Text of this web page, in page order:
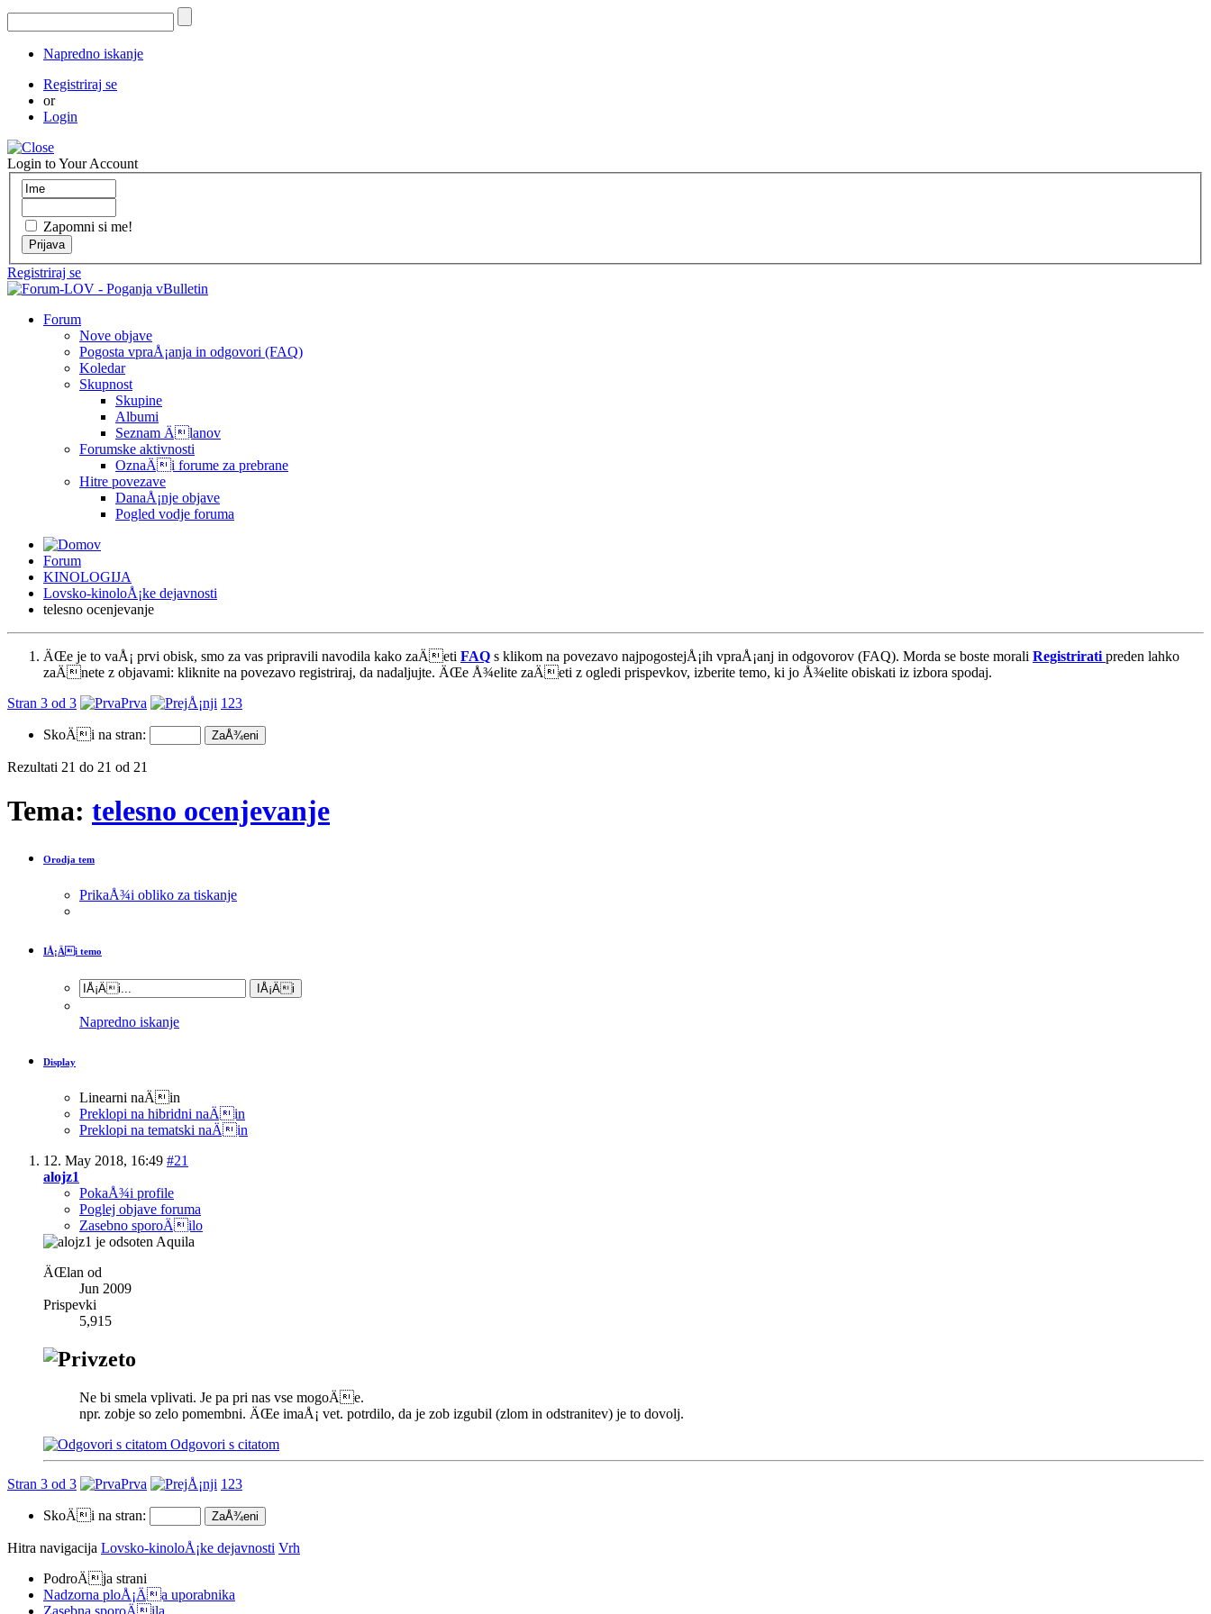
Napredno iskanje
Registriraj se
or
Login
Login to Your Account
Zapomni si me!
Registriraj se
Forum
Nove objave
Pogosta vpraÅ¡anja in odgovori (FAQ)
Koledar
Skupnost
Skupine
Albumi
Seznam Älanov
Forumske aktivnosti
OznaÄi forume za prebrane
Hitre povezave
DanaÅ¡nje objave
Pogled vodje foruma
Forum
KINOLOGIJA
Lovsko-kinoloÅ¡ke dejavnosti
telesno ocenjevanje
ÄŒe je to vaÅ¡ prvi obisk, smo za vas pripravili navodila kako zaÄeti FAQ s klikom na povezavo najpogostejÅ¡ih vpraÅ¡anj in odgovorov (FAQ). Morda se boste morali Registrirati preden lahko
zaÄnete z objavami: kliknite na povezavo registriraj, da nadaljujte. ÄŒe Å¾elite zaÄeti z ogledi prispevkov, izberite temo, ki jo Å¾elite obiskati iz izbora spodaj.
Stran 3 od 3
Prva 1 23
SkoÄi na stran:
Rezultati 21 do 21 od 21
Tema: telesno ocenjevanje
Orodja tem
PrikaÅ¾i obliko za tiskanje
IÅ¡Äi temo
Napredno iskanje
Display
Linearni naÄin
Preklopi na hibridni naÄin
Preklopi na tematski naÄin
12. May 2018, 16:49 #21
alojz1
PokaÅ¾i profile
Poglej objave foruma
Zasebno sporoÄilo
Aquila
ÄŒlan od
Jun 2009
Prispevki
5,915
Ne bi smela vplivati. Je pa pri nas vse mogoÄe.
npr. zobje so zelo pomembni. ÄŒe imaÅ¡ vet. potrdilo, da je zob izgubil (zlom in odstranitev) je to dovolj.
Odgovori s citatom
Stran 3 od 3 Prva 1 23
SkoÄi na stran:
Hitra navigacija Lovsko-kinoloÅ¡ke dejavnosti Vrh
PodroÄja strani
Nadzorna ploÅ¡Äa uporabnika
Zasebna sporoÄila